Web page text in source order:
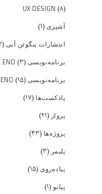
UX DESIGN (۸)
آشپزی (۱)
انتشارات پنگوئن آبی (۲)
برنامه‌نویسی BACK END (۳)
برنامه‌نویسی FRONT END (۱۵)
پادکست‌ها (۱۷)
پرواز (۲۱)
پروژه‌ها (۴۳)
پلیمر (۳)
پیاده‌روی (۱۵)
پیانو(۱)